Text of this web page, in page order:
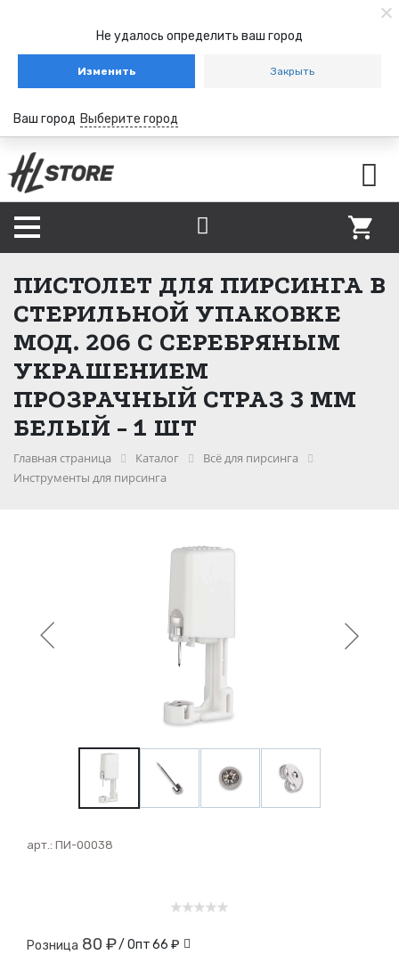
Не удалось определить ваш город
Изменить Закрыть
Ваш город Выберите город
ПИСТОЛЕТ ДЛЯ ПИРСИНГА В
СТЕРИЛЬНОЙ УПАКОВКЕ
МОД. 206 С СЕРЕБРЯНЫМ
УКРАШЕНИЕМ
ПРОЗРАЧНЫЙ СТРАЗ 3 ММ
БЕЛЫЙ - 1 ШТ
Главная страница Каталог
Всё для пирсинга
Инструменты для пирсинга
арт.: ПИ-00038
Розница 80 ₽/ Опт66 ₽